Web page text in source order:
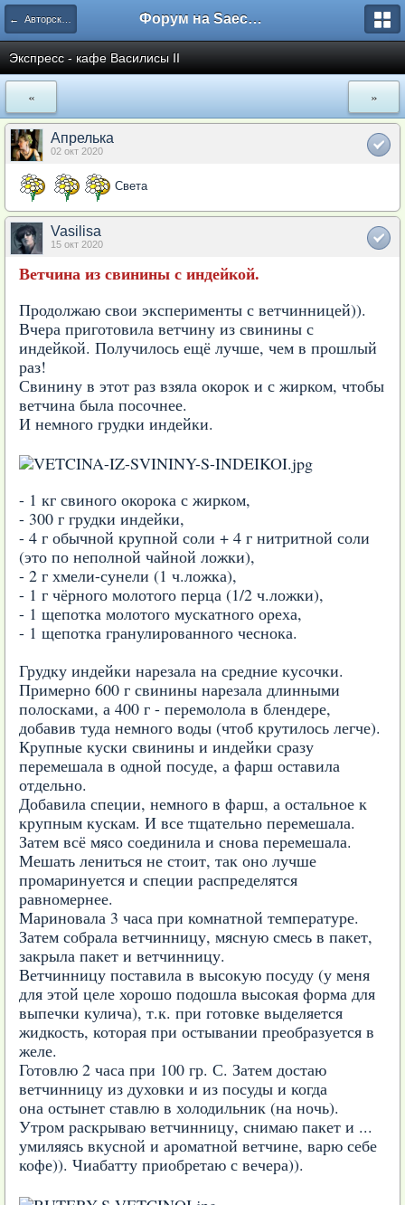
← Авторские рецепты Форум на Saechka.Ru - энциклопедия домашнего уюта
Экспресс - кафе Василисы II
« »
Апрелька
02 окт 2020
Света
Vasilisa
15 окт 2020
Ветчина из свинины с индейкой.
Продолжаю свои эксперименты с ветчинницей)).
Вчера приготовила ветчину из свинины с
индейкой. Получилось ещё лучше, чем в прошлый
раз!
Свинину в этот раз взяла окорок и с жирком, чтобы
ветчина была посочнее.
И немного грудки индейки.
- 1 кг свиного окорока с жирком,
- 300 г грудки индейки,
- 4 г обычной крупной соли + 4 г нитритной соли
(это по неполной чайной ложки),
- 2 г хмели-сунели (1 ч.ложка),
- 1 г чёрного молотого перца (1/2 ч.ложки),
- 1 щепотка молотого мускатного ореха,
- 1 щепотка гранулированного чеснока.
Грудку индейки нарезала на средние кусочки.
Примерно 600 г свинины нарезала длинными
полосками, а 400 г - перемолола в блендере,
добавив туда немного воды (чтоб крутилось легче).
Крупные куски свинины и индейки сразу
перемешала в одной посуде, а фарш оставила
отдельно.
Добавила специи, немного в фарш, а остальное к
крупным кускам. И все тщательно перемешала.
Затем всё мясо соединила и снова перемешала.
Мешать лениться не стоит, так оно лучше
промаринуется и специи распределятся
равномернее.
Мариновала 3 часа при комнатной температуре.
Затем собрала ветчинницу, мясную смесь в пакет,
закрыла пакет и ветчинницу.
Ветчинницу поставила в высокую посуду (у меня
для этой целе хорошо подошла высокая форма для
выпечки кулича), т.к. при готовке выделяется
жидкость, которая при остывании преобразуется в
желе.
Готовлю 2 часа при 100 гр. С. Затем достаю
ветчинницу из духовки и из посуды и когда
она остынет ставлю в холодильник (на ночь).
Утром раскрываю ветчинницу, снимаю пакет и ...
умиляясь вкусной и ароматной ветчине, варю себе
кофе)). Чиабатту приобретаю с вечера)).